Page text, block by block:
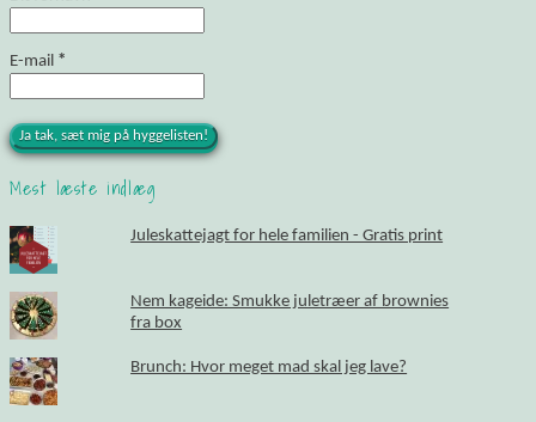
E-mail *
Mest læste indlæg
Juleskattejagt for hele familien - Gratis print
Nem kageide: Smukke juletræer af brownies
fra box
Brunch: Hvor meget mad skal jeg lave?